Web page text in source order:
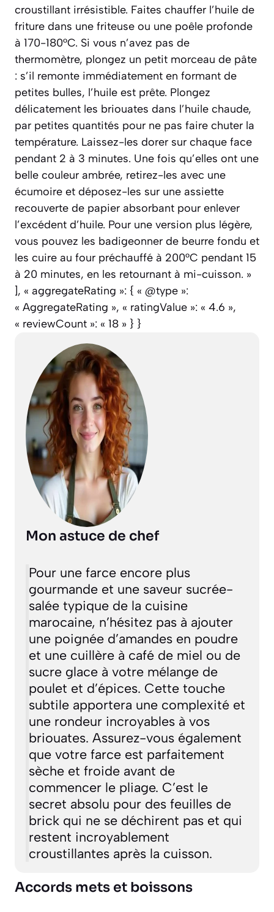
croustillant irrésistible. Faites chauffer l’huile de
friture dans une friteuse ou une poêle profonde
à 170-180°C. Si vous n’avez pas de
thermomètre, plongez un petit morceau de pâte
: s’il remonte immédiatement en formant de
petites bulles, l’huile est prête. Plongez
délicatement les briouates dans l’huile chaude,
par petites quantités pour ne pas faire chuter la
température. Laissez-les dorer sur chaque face
pendant 2 à 3 minutes. Une fois qu’elles ont une
belle couleur ambrée, retirez-les avec une
écumoire et déposez-les sur une assiette
recouverte de papier absorbant pour enlever
l’excédent d’huile. Pour une version plus légère,
vous pouvez les badigeonner de beurre fondu et
les cuire au four préchauffé à 200°C pendant 15
à 20 minutes, en les retournant à mi-cuisson. »
], « aggregateRating »: { « @type »:
« AggregateRating », « ratingValue »: « 4.6 »,
« reviewCount »: « 18 » } }
Mon astuce de chef
Pour une farce encore plus
gourmande et une saveur sucrée-
salée typique de la cuisine
marocaine, n’hésitez pas à ajouter
une poignée d’amandes en poudre
et une cuillère à café de miel ou de
sucre glace à votre mélange de
poulet et d’épices. Cette touche
subtile apportera une complexité et
une rondeur incroyables à vos
briouates. Assurez-vous également
que votre farce est parfaitement
sèche et froide avant de
commencer le pliage. C’est le
secret absolu pour des feuilles de
brick qui ne se déchirent pas et qui
restent incroyablement
croustillantes après la cuisson.
Accords mets et boissons